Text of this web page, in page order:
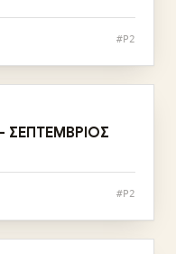
#P2
ΣΕΠΤΕΜΒΡΙΟΣ
#P2